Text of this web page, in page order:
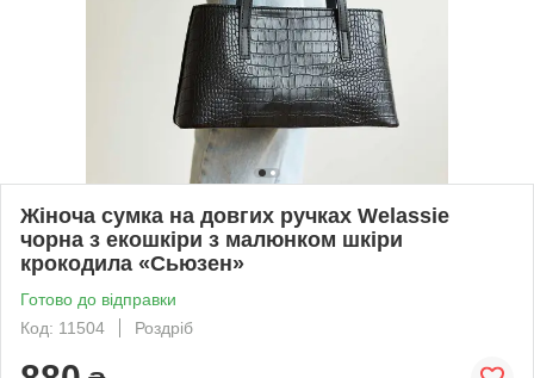
Жіноча сумка на довгих ручках Welassie
чорна з екошкіри з малюнком шкіри
крокодила «Сьюзен»
Готово до відправки
Код: 11504
Роздріб